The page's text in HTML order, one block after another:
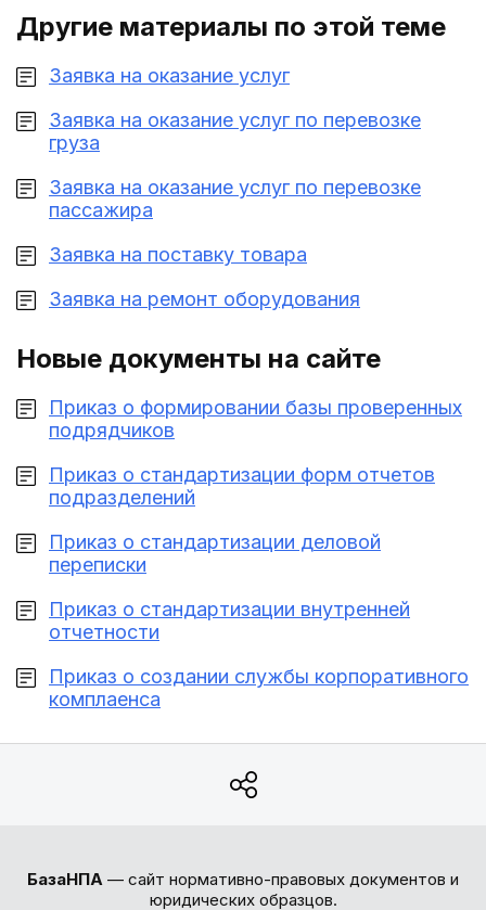
Другие материалы по этой теме
Заявка на оказание услуг
Заявка на оказание услуг по перевозке
груза
Заявка на оказание услуг по перевозке
пассажира
Заявка на поставку товара
Заявка на ремонт оборудования
Новые документы на сайте
Приказ о формировании базы проверенных
подрядчиков
Приказ о стандартизации форм отчетов
подразделений
Приказ о стандартизации деловой
переписки
Приказ о стандартизации внутренней
отчетности
Приказ о создании службы корпоративного
комплаенса
БазаНПА — сайт нормативно-правовых документов и
юридических образцов.